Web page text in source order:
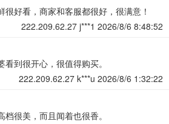
好看，商家和客服都很好，很满意！
222.209.62.27 j***1 2026/8/6 8:48:52
到很开心，很值得购买。
222.209.62.27 k***u 2026/8/6 1:32:22
很美，而且闻着也很香。